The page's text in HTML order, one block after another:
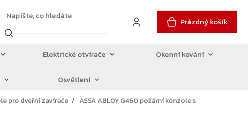
Prázdný košík
Elektrické otvírače
Okenní kování
Osvětlení
pro dveřní zavírače
ASSA ABLOY G460 požární konzole s